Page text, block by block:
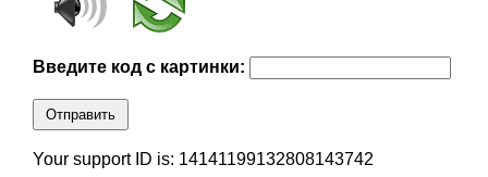
Введите код с картинки:
Отправить
Your support ID is: 14141199132808143742